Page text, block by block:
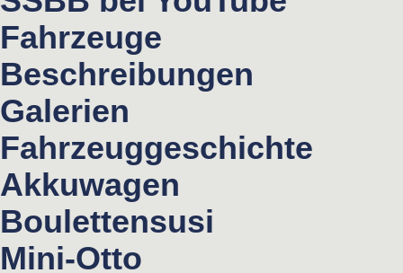
Fahrzeuge
Beschreibungen
Galerien
Fahrzeuggeschichte
Akkuwagen
Boulettensusi
Mini-Otto